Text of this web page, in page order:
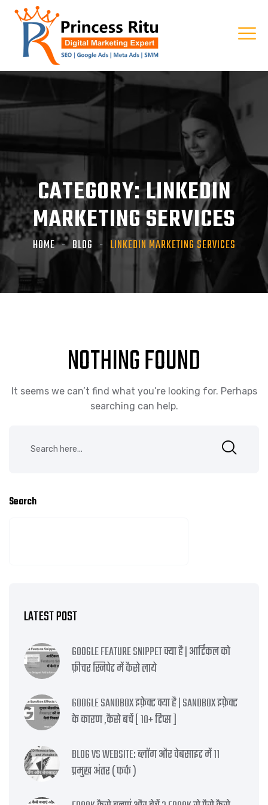
CATEGORY:LINKEDIN
MARKETING SERVICES
HOME BLOG LINKEDIN MARKETING SERVICES
NOTHING FOUND
It seems we can’t find what you’re looking for. Perhaps
searching can help.
Search
LATEST POST
GOOGLE FEATURE SNIPPET क्या है | आर्टिकल को
फ़ीचर स्निपेट में कैसे लाये
GOOGLE SANDBOX इफ़ेक्ट क्या है | SANDBOX इफ़ेक्ट
के कारण ,कैसे बचें [ 10+ टिप्स ]
BLOG VS WEBSITE: ब्लॉग और वेबसाइट में 11
प्रमुख अंतर ( फर्क )